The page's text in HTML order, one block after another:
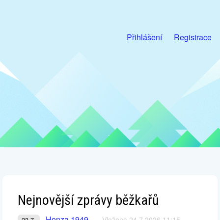
Přihlášení Registrace
Nejnovější zprávy běžkařů